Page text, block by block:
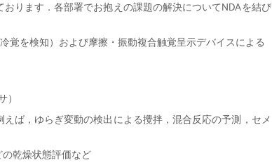
ります．各部署でお抱えの課題の解決についてNDAを結び
覚を検知）および摩擦・振動複合触覚呈示デバイスによる
）
，ゆらぎ変動の検出による攪拌，混合反応の予測，セメ
燥状態評価など